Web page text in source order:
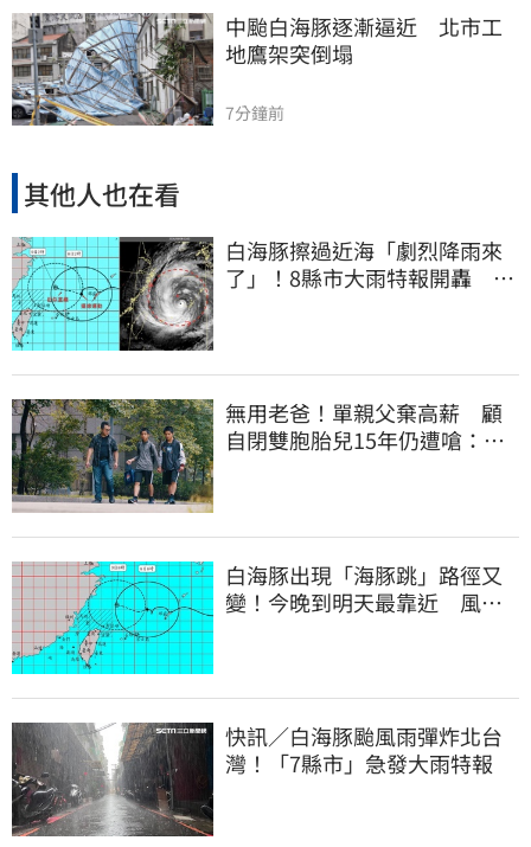
中颱白海豚逐漸逼近　北市工
地鷹架突倒塌
7分鐘前
其他人也在看
白海豚擦過近海「劇烈降雨來
了」！8縣市大雨特報開轟 今
無用老爸！單親父棄高薪 顧
自閉雙胞胎兒15年仍遭嗆：怎
白海豚出現「海豚跳」路徑又
變！今晚到明天最靠近 風雨
快訊／白海豚颱風雨彈炸北台
灣！「7縣市」急發大雨特報